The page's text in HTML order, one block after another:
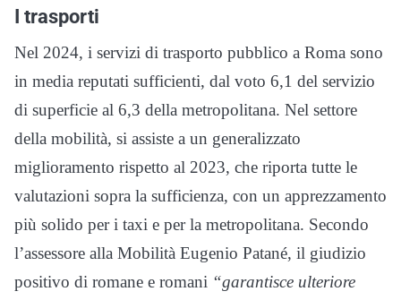
I trasporti
Nel 2024, i servizi di trasporto pubblico a Roma sono
in media reputati sufficienti, dal voto 6,1 del servizio
di superficie al 6,3 della metropolitana. Nel settore
della mobilità, si assiste a un generalizzato
miglioramento rispetto al 2023, che riporta tutte le
valutazioni sopra la sufficienza, con un apprezzamento
più solido per i taxi e per la metropolitana. Secondo
l’assessore alla Mobilità Eugenio Patané, il giudizio
positivo di romane e romani “garantisce ulteriore